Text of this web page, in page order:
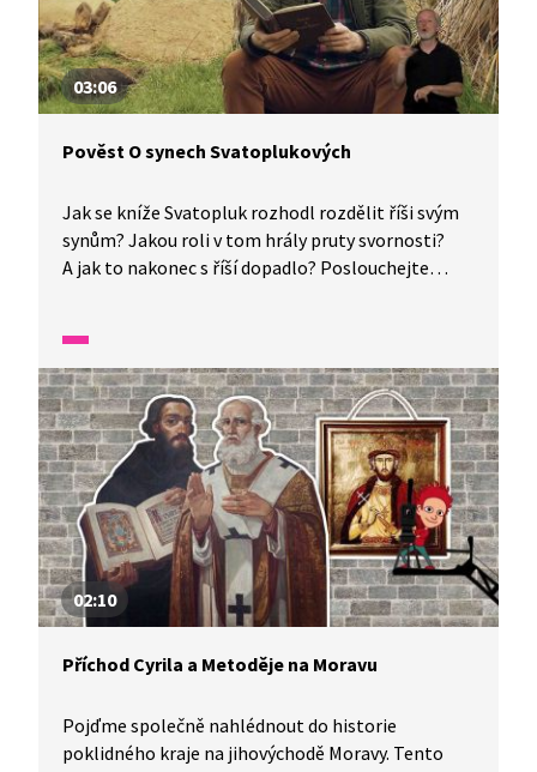
03:06
Pověst O synech Svatoplukových
Jak se kníže Svatopluk rozhodl rozdělit říši svým
synům? Jakou roli v tom hrály pruty svornosti?
A jak to nakonec s říší dopadlo? Poslouchejte
02:10
Příchod Cyrila a Metoděje na Moravu
Pojďme společně nahlédnout do historie
poklidného kraje na jihovýchodě Moravy. Tento